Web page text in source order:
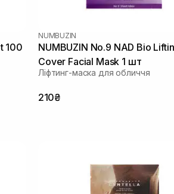
100
NUMBUZIN
NUMBUZIN No.9 NAD Bio
Cover Facial Mask 1 шт
Ліфтинг-маска для обличчя
210₴